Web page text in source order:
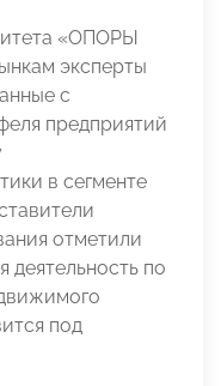
«ОПОРЫ
эксперты
с
предприятий
в сегменте
отметили
деятельность по
под